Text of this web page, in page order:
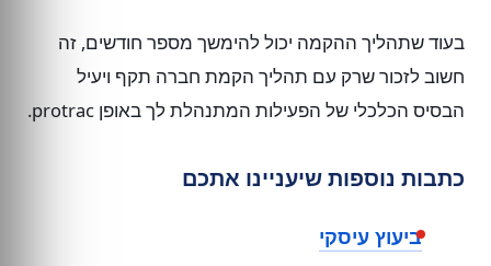
בעוד שתהליך ההקמה יכול להימשך מספר חודשים, זה
חשוב לזכור שרק עם תהליך הקמת חברה תקף ויעיל
הבסיס הכלכלי של הפעילות המתנהלת לך באופן protrac.
כתבות נוספות שיעניינו אתכם
ביעוץ עיסקי